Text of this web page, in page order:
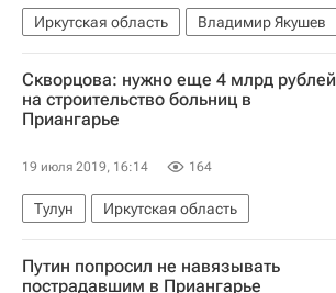
Иркутская область
Владимир Якушев
Стройматериалы
Паводок в Иркутской области
Скворцова: нужно еще 4 млрд рублей
на строительство больниц в
Приангарье
19 июля 2019, 16:14 164
Тулун
Иркутская область
Вероника Скворцова
Путин попросил не навязывать
пострадавшим в Приангарье